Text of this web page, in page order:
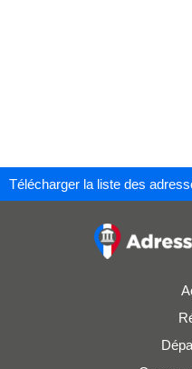
Télécharger la liste des